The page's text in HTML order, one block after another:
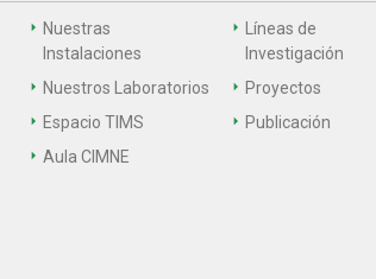
Nuestras
Instalaciones
Nuestros Laboratorios
Espacio TIMS
Aula CIMNE
Líneas de
Investigación
Proyectos
Publicación